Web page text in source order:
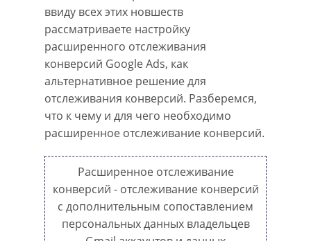
ввиду всех этих новшеств
рассматриваете настройку
расширенного отслеживания
конверсий Google Ads, как
альтернативное решение для
отслеживания конверсий. Разберемся,
что к чему и для чего необходимо
расширенное отслеживание конверсий.
Расширенное отслеживание
конверсий - отслеживание конверсий
с дополнительным сопоставлением
персональных данных владельцев